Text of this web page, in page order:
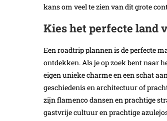
kans om veel te zien van dit grote
Kies het perfecte land
Een roadtrip plannen is de perfecte
ontdekken. Als je op zoek bent naar
eigen unieke charme en een schat
geschiedenis en architectuur of
zijn flamenco dansen en prachtige
gastvrije cultuur en prachtige